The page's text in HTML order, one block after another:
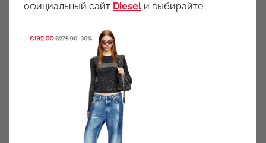
официальный сайт Diesel и выбирайте.